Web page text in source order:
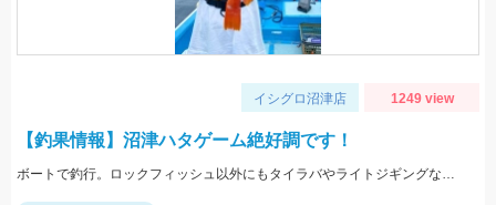
イシグロ沼津店 1249 view
【釣果情報】沼津ハタゲーム絶好調です！
ボートで釣行。ロックフィッシュ以外にもタイラバやライトジギングなどもできました。